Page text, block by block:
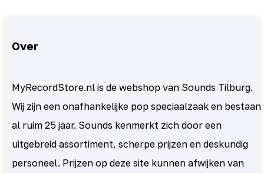
Over
MyRecordStore.nl is de webshop van Sounds Tilburg.
Wij zijn een onafhankelijke pop speciaalzaak en bestaan
al ruim 25 jaar. Sounds kenmerkt zich door een
uitgebreid assortiment, scherpe prijzen en deskundig
personeel. Prijzen op deze site kunnen afwijken van